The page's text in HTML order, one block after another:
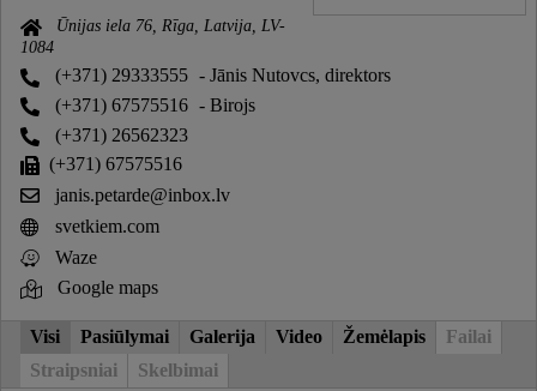
Ūnijas iela 76, Rīga, Latvija, LV-
1084
(+371) 29333555 - Jānis Nutovcs, direktors
(+371) 67575516 - Birojs
(+371) 26562323
(+371) 67575516
janis.petarde@inbox.lv
svetkiem.com
Waze
Google maps
Visi Pasiūlymai Galerija Video Žemėlapis
Failai
Straipsniai
Skelbimai